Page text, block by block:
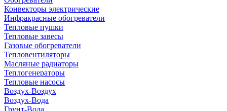
Конвекторы электрические
Инфракрасные обогреватели
Тепловые пушки
Тепловые завесы
Газовые обогреватели
Тепловентиляторы
Масляные радиаторы
Теплогенераторы
Тепловые насосы
Воздух-Воздух
Воздух-Вода
Грунт-Вода